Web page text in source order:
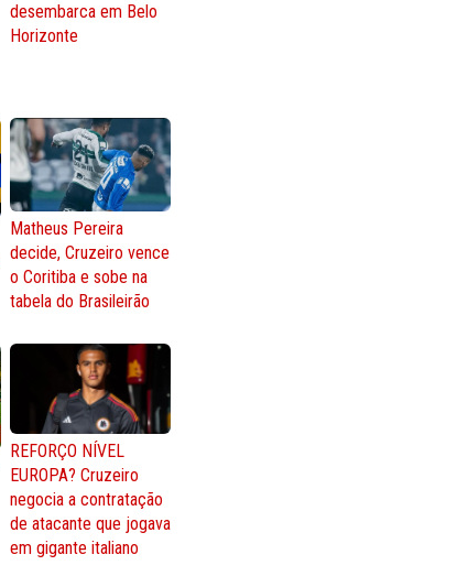
desembarca em Belo
Horizonte
Matheus Pereira
decide, Cruzeiro vence
o Coritiba e sobe na
tabela do Brasileirão
REFORÇO NÍVEL
EUROPA? Cruzeiro
negocia a contratação
de atacante que jogava
em gigante italiano